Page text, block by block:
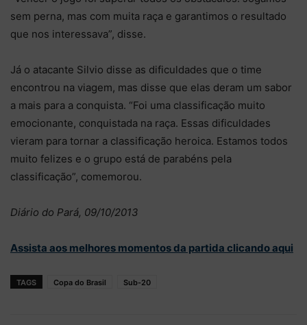
sem perna, mas com muita raça e garantimos o resultado
que nos interessava”, disse.
Já o atacante Silvio disse as dificuldades que o time
encontrou na viagem, mas disse que elas deram um sabor
a mais para a conquista. “Foi uma classificação muito
emocionante, conquistada na raça. Essas dificuldades
vieram para tornar a classificação heroica. Estamos todos
muito felizes e o grupo está de parabéns pela
classificação”, comemorou.
Diário do Pará, 09/10/2013
Assista aos melhores momentos da partida clicando aqui
TAGS Copa do Brasil Sub-20